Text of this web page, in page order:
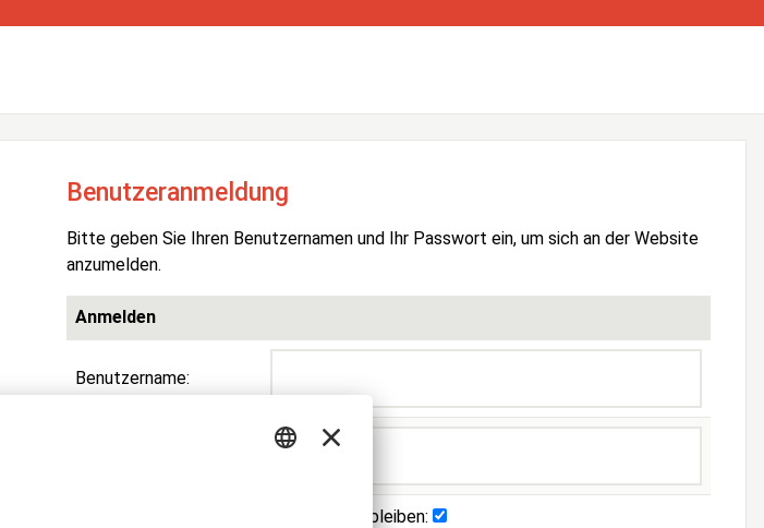
Benutzeranmeldung
Bitte geben Sie Ihren Benutzernamen und Ihr Passwort ein, um sich an der Website
anzumelden.
Anmelden
Benutzername:
Angemeldet bleiben: